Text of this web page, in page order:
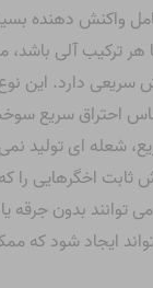
واکنش دهنده
هر ترکیب آلی
دارد. این
احتراق سریع
شعله ای تولید
اخگرهایی را
توانند بدون جرقه
ایجاد شود